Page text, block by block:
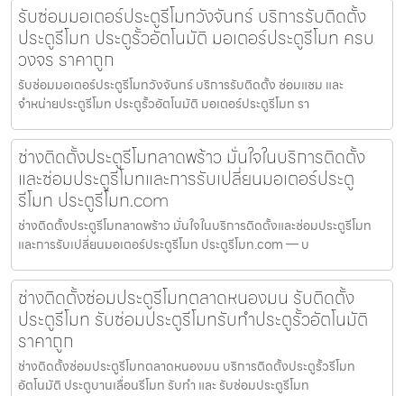
รับซ่อมมอเตอร์ประตูรีโมทวังจันทร์ บริการรับติดตั้ง
ประตูรีโมท ประตูรั้วอัตโนมัติ มอเตอร์ประตูรีโมท ครบ
วงจร ราคาถูก
รับซ่อมมอเตอร์ประตูรีโมทวังจันทร์ บริการรับติดตั้ง ซ่อมแซม และ
จำหน่ายประตูรีโมท ประตูรั้วอัตโนมัติ มอเตอร์ประตูรีโมท รา
ช่างติดตั้งประตูรีโมทลาดพร้าว มั่นใจในบริการติดตั้ง
และซ่อมประตูรีโมทและการรับเปลี่ยนมอเตอร์ประตู
รีโมท ประตูรีโมท.com
ช่างติดตั้งประตูรีโมทลาดพร้าว มั่นใจในบริการติดตั้งและซ่อมประตูรีโมท
และการรับเปลี่ยนมอเตอร์ประตูรีโมท ประตูรีโมท.com — บ
ช่างติดตั้งซ่อมประตูรีโมทตลาดหนองมน รับติดตั้ง
ประตูรีโมท รับซ่อมประตูรีโมทรับทำประตูรั้วอัตโนมัติ
ราคาถูก
ช่างติดตั้งซ่อมประตูรีโมทตลาดหนองมน บริการติดตั้งประตูรั้วรีโมท
อัตโนมัติ ประตูบานเลื่อนรีโมท รับทำ และ รับซ่อมประตูรีโมท